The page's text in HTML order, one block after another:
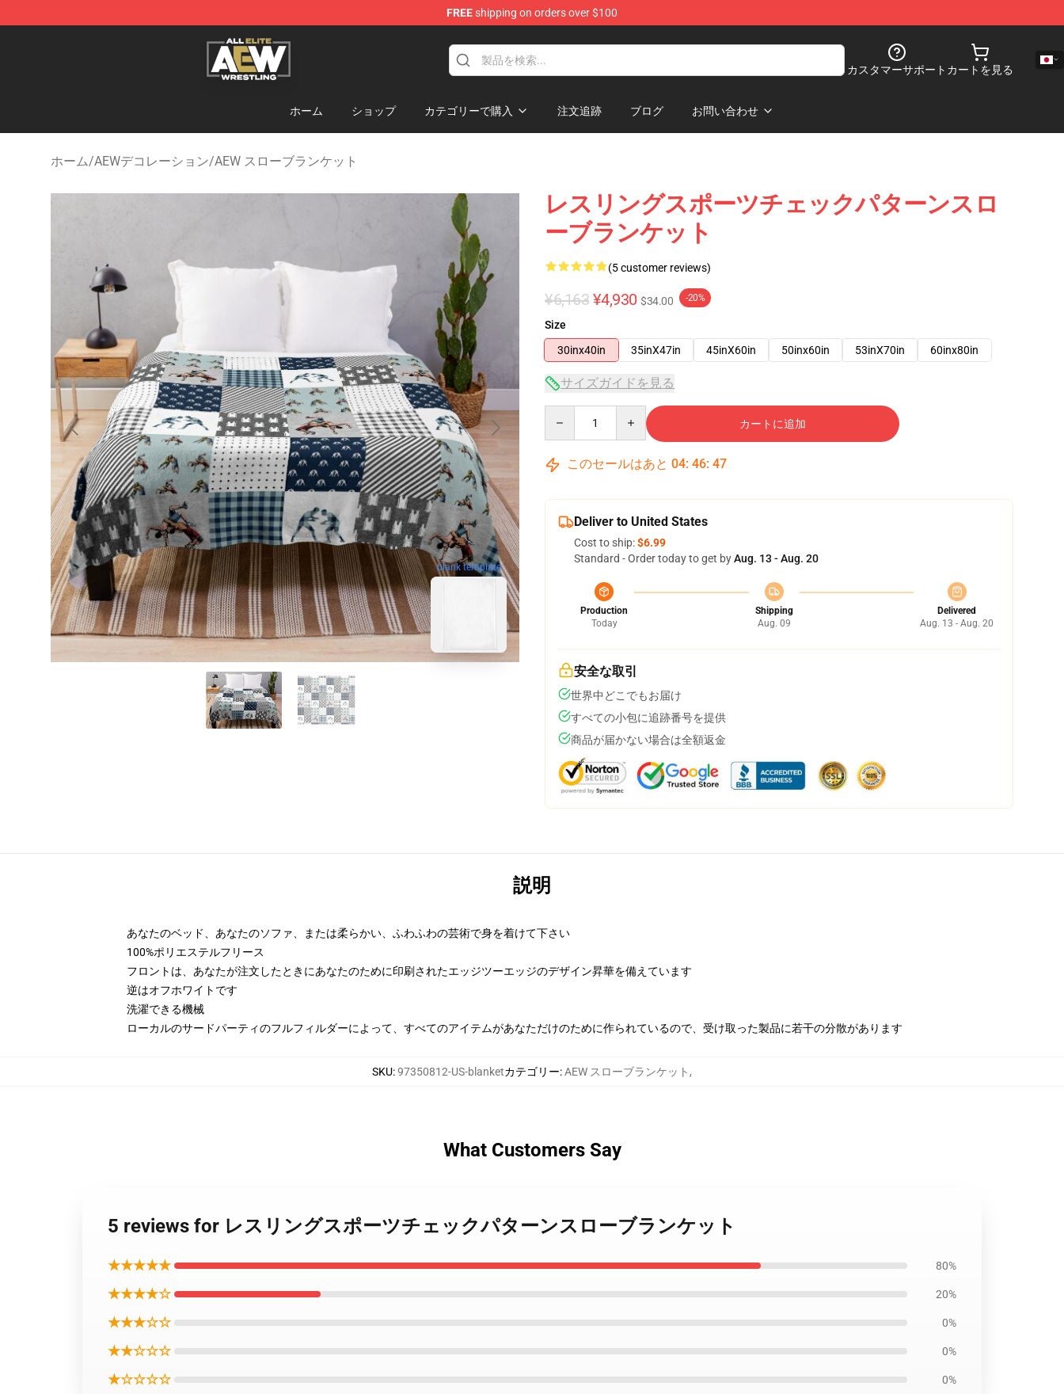
FREEshipping on orders over $100
Aew Shop ⚡️ Official Aew Merchandise Store
カスタマーサポート カートを見る
ホーム ショップ カテゴリーで購入 注文追跡 ブログ お問い合わせ
ホーム/AEWデコレーション/AEW スローブランケット
blank template
レスリングスポーツチェックパターンスロ
ーブランケット
(5 customer reviews)
¥6,163 ¥4,930 $34.00 -20%
Size
30inx40in
35inX47in 45inX60in 50inx60in 53inX70in 60inx80in
サイズガイドを見る
カートに追加
このセールはあと 04: 46: 46
Deliver to United States
Cost to ship:$6.99
Standard - Order today to get byAug. 13 - Aug. 20
Production
Today
Shipping
Aug. 09
Delivered
Aug. 13 - Aug. 20
安全な取引
世界中どこでもお届け
すべての小包に追跡番号を提供
商品が届かない場合は全額返金
説明
あなたのベッド、あなたのソファ、または柔らかい、ふわふわの芸術で身を着けて下さい
100%ポリエステルフリース
フロントは、あなたが注文したときにあなたのために印刷されたエッジツーエッジのデザイン昇華を備えています
逆はオフホワイトです
洗濯できる機械
ローカルのサードパーティのフルフィルダーによって、すべてのアイテムがあなただけのために作られているので、受け取った製品に若干の分散があります
SKU:97350812-US-blanketカテゴリー:AEW スローブランケット ,
What Customers Say
5 reviews for レスリングスポーツチェックパターンスローブランケット
★★★★★ 80%
★★★★☆ 20%
★★★☆☆ 0%
★★☆☆☆ 0%
★☆☆☆☆ 0%